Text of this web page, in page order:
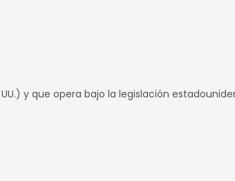
y que opera bajo la legislación